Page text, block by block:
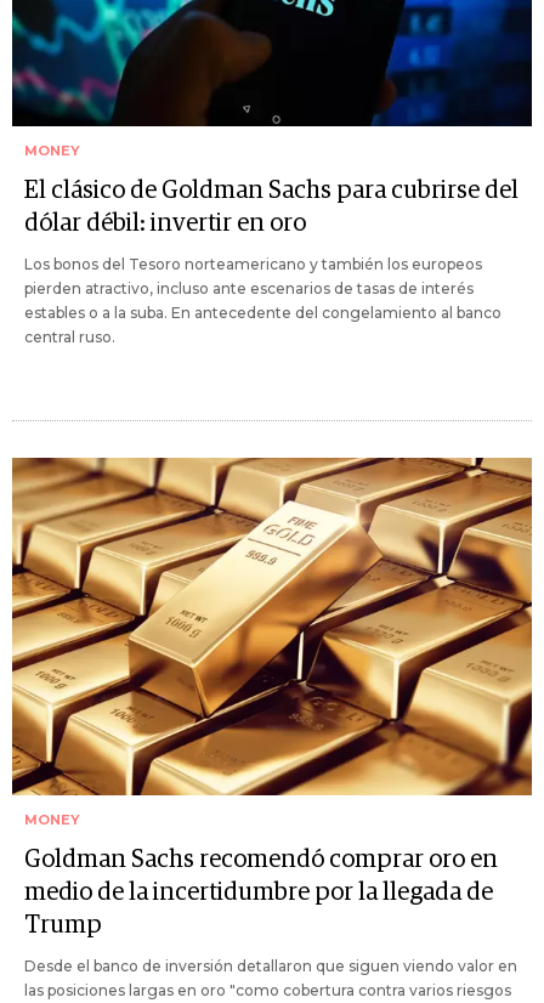
MONEY
El clásico de Goldman Sachs para cubrirse del
dólar débil: invertir en oro
Los bonos del Tesoro norteamericano y también los europeos
pierden atractivo, incluso ante escenarios de tasas de interés
estables o a la suba. En antecedente del congelamiento al banco
central ruso.
MONEY
Goldman Sachs recomendó comprar oro en
medio de la incertidumbre por la llegada de
Trump
Desde el banco de inversión detallaron que siguen viendo valor en
las posiciones largas en oro "como cobertura contra varios riesgos